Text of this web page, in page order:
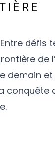
défis
de
demain
conquête